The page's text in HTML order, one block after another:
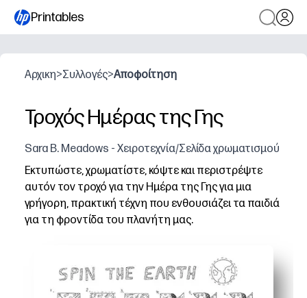
Printables
Αρχικη>Συλλογές>Αποφοίτηση
Τροχός Ημέρας της Γης
Sara B. Meadows - Χειροτεχνία/Σελίδα χρωματισμού
Εκτυπώστε, χρωματίστε, κόψτε και περιστρέψτε
αυτόν τον τροχό για την Ημέρα της Γης για μια
γρήγορη, πρακτική τέχνη που ενθουσιάζει τα παιδιά
για τη φροντίδα του πλανήτη μας.
Συναρπαστικό και ηρεμιστικό - ο χρωματισμός και η
Χτίζει δεξιότητες - λεπτή κινητική κοπή,